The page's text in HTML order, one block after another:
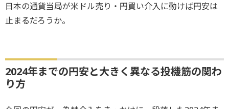
日本の通貨当局が米ドル売り・円買い介入に動けば円安は
止まるだろうか。
2024年までの円安と大きく異なる投機筋の関わ
り方